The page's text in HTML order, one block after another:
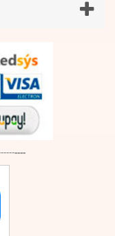
----